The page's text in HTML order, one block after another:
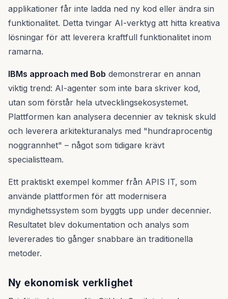
applikationer får inte ladda ned ny kod eller ändra sin
funktionalitet. Detta tvingar AI-verktyg att hitta kreativa
lösningar för att leverera kraftfull funktionalitet inom
ramarna.
IBMs approach med Bob demonstrerar en annan
viktig trend: AI-agenter som inte bara skriver kod,
utan som förstår hela utvecklingsekosystemet.
Plattformen kan analysera decennier av teknisk skuld
och leverera arkitekturanalys med "hundraprocentig
noggrannhet" – något som tidigare krävt
specialistteam.
Ett praktiskt exempel kommer från APIS IT, som
använde plattformen för att modernisera
myndighetssystem som byggts upp under decennier.
Resultatet blev dokumentation och analys som
levererades tio gånger snabbare än traditionella
metoder.
Ny ekonomisk verklighet